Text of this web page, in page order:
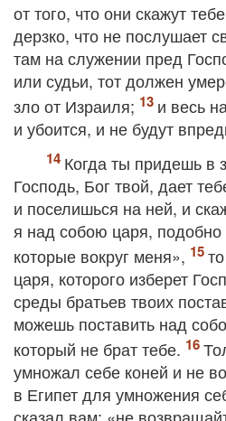
от того, что они скажут
дерзко, что не послушает
там на служении пред
или судьи, тот должен
зло от Израиля;
и весь
и убоится, и не будут
Когда ты придешь в
Господь, Бог твой, дает
и поселишься на ней, и
я над собою царя,
которые вокруг меня»,
царя, которого изберет
среды братьев твоих
можешь поставить над
который не брат тебе.
умножал себе коней и не
в Египет для умножения